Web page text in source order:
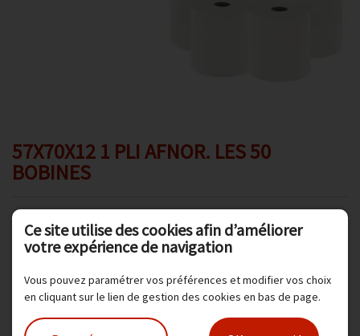
57X70X12 1 PLI AFNOR. LES 50
BOBINES
Dimension : largeur 57 mm, diamètre total 70 mm,
diamètre mandrin 12 mm,
Type papier : Afnor 7
Ce site utilise des cookies afin d’améliorer
votre expérience de navigation
Vous pouvez paramétrer vos préférences et modifier vos choix
en cliquant sur le lien de gestion des cookies en bas de page.